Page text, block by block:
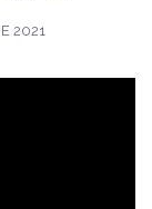
2021